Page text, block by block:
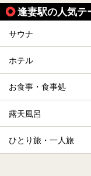
逢妻駅の人気テ
サウナ
ホテル
お食事・食事処
露天風呂
ひとり旅・一人旅